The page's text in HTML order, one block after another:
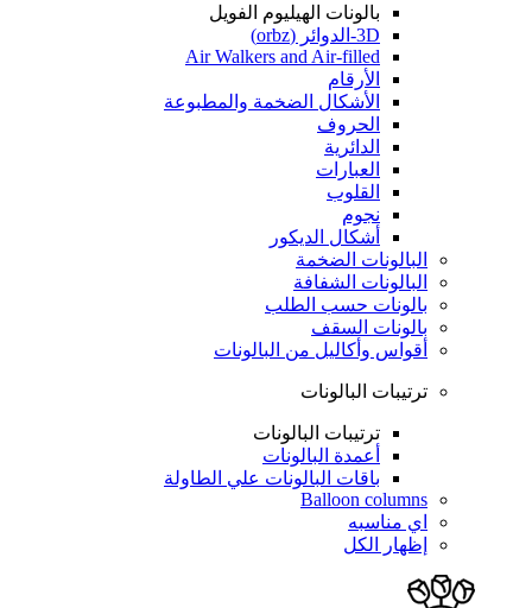
بالونات الهيليوم الفويل
3D-الدوائر (orbz)
Air Walkers and Air-filled
الأرقام
الأشكال الضخمة والمطبوعة
الحروف
الدائرية
العبارات
القلوب
نجوم
أشكال الديكور
البالونات الضخمة
البالونات الشفافة
بالونات حسب الطلب
بالونات السقف
أقواس وأكاليل من البالونات
ترتيبات البالونات
ترتيبات البالونات
أعمدة البالونات
باقات البالونات علي الطاولة
Balloon columns
اي مناسبه
إظهار الكل